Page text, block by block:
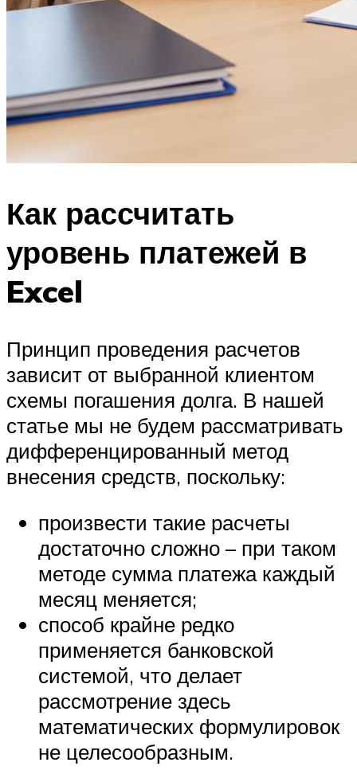
Как рассчитать
уровень платежей в
Excel
Принцип проведения расчетов
зависит от выбранной клиентом
схемы погашения долга. В нашей
статье мы не будем рассматривать
дифференцированный метод
внесения средств, поскольку:
произвести такие расчеты
достаточно сложно – при таком
методе сумма платежа каждый
месяц меняется;
способ крайне редко
применяется банковской
системой, что делает
рассмотрение здесь
математических формулировок
не целесообразным.